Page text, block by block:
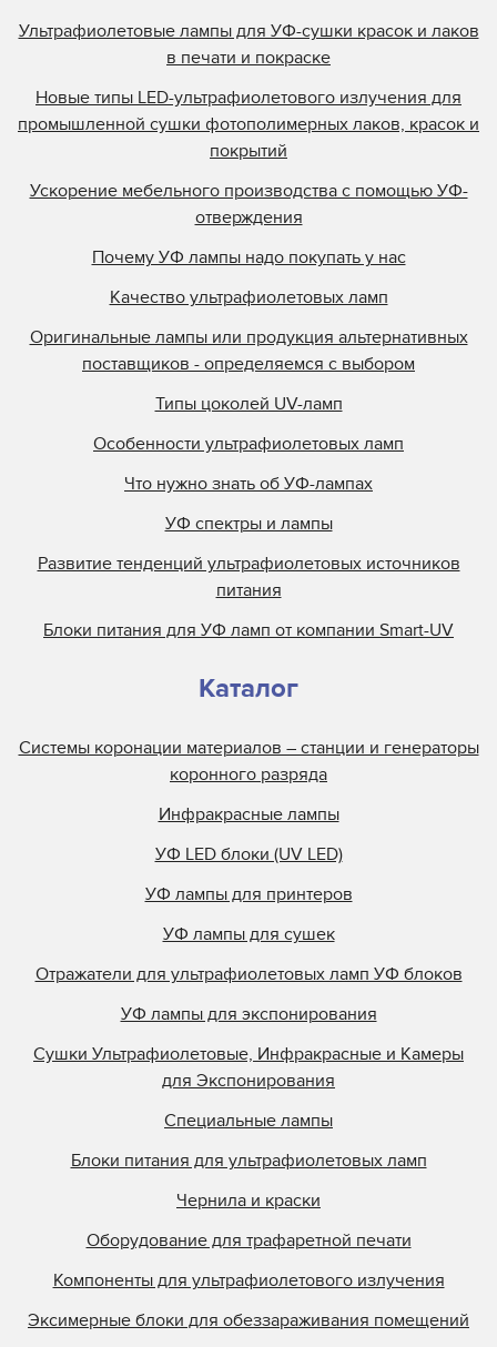
Ультрафиолетовые лампы для УФ-сушки красок и лаков
в печати и покраске
Новые типы LED-ультрафиолетового излучения для
промышленной сушки фотополимерных лаков, красок и
покрытий
Ускорение мебельного производства с помощью УФ-
отверждения
Почему УФ лампы надо покупать у нас
Качество ультрафиолетовых ламп
Оригинальные лампы или продукция альтернативных
поставщиков - определяемся с выбором
Типы цоколей UV-ламп
Особенности ультрафиолетовых ламп
Что нужно знать об УФ-лампах
УФ спектры и лампы
Развитие тенденций ультрафиолетовых источников
питания
Блоки питания для УФ ламп от компании Smart-UV
Каталог
Системы коронации материалов – станции и генераторы
коронного разряда
Инфракрасные лампы
УФ LED блоки (UV LED)
УФ лампы для принтеров
УФ лампы для сушек
Отражатели для ультрафиолетовых ламп УФ блоков
УФ лампы для экспонирования
Сушки Ультрафиолетовые, Инфракрасные и Камеры
для Экспонирования
Специальные лампы
Блоки питания для ультрафиолетовых ламп
Чернила и краски
Оборудование для трафаретной печати
Компоненты для ультрафиолетового излучения
Эксимерные блоки для обеззараживания помещений